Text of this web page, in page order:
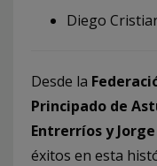
Diego
Desde la
Principado de
Entrerríos y
éxitos en esta